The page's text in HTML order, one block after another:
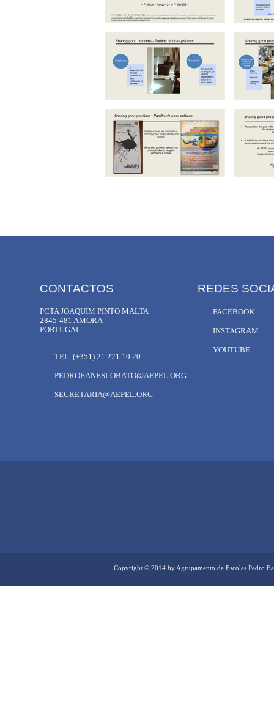
TEL. (+351) 21 221 10 20
PEDROEANESLOBATO@AEPEL.ORG
SECRETARIA@AEPEL.ORG
FACEBOOK
INSTAGRAM
YOUTUBE
CONTACTOS
PCTA JOAQUIM PINTO MALTA
2845-481 AMORA
PORTUGAL
REDES
Copyright © 2014 by Agrupamento de Escolas Pedro